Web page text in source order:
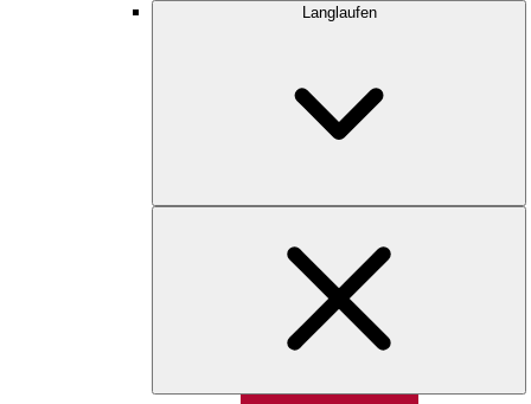
Langlaufen